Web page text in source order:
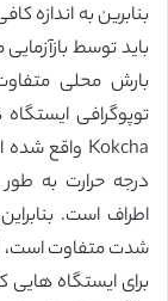
بنابرین به اندازه
باید توسط
بارش محلی
توپوگرافی
درجه حرارت به
اطراف است.
شدت متفاوت است،
برای ایستگاه